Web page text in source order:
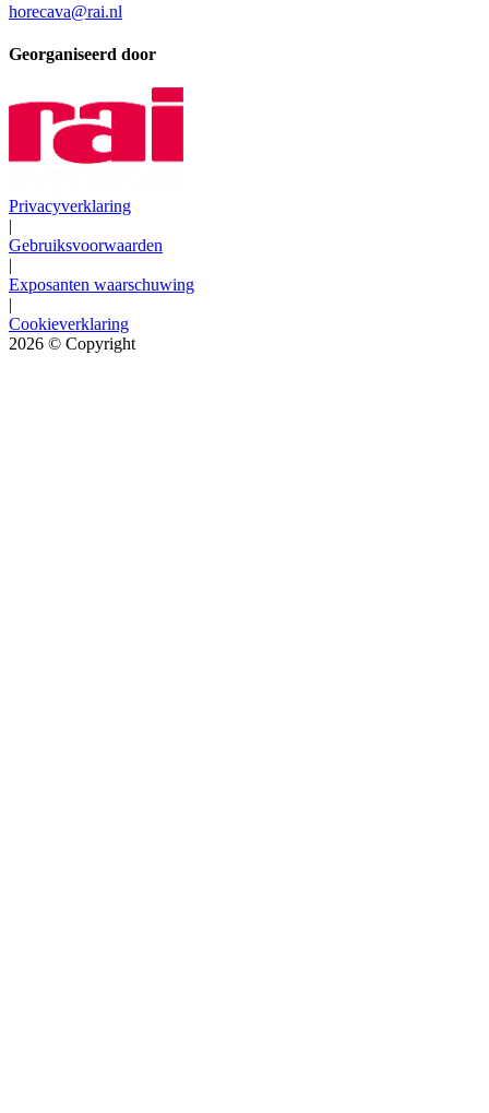
horecava@rai.nl
Georganiseerd door
Privacyverklaring
|
Gebruiksvoorwaarden
|
Exposanten waarschuwing
|
Cookieverklaring
2026 © Copyright